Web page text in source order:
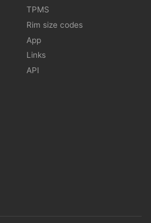
TPMS
Rim size codes
App
Links
API